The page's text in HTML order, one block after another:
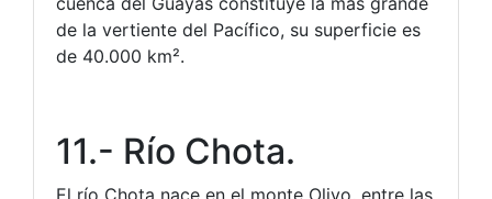
de la vertiente del Pacífico, su superficie es
de 40.000 km².
11.- Río Chota.